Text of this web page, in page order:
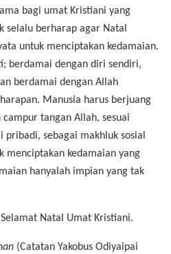
bagi umat Kristiani yang
selalu berharap agar Natal
untuk menciptakan kedamaian.
berdamai dengan diri sendiri,
berdamai dengan Allah
Manusia harus berjuang
tangan Allah, sesuai
pribadi, sebagai makhluk sosial
menciptakan kedamaian yang
hanyalah impian yang tak
Natal Umat Kristiani.
(Catatan Yakobus Odiyaipai